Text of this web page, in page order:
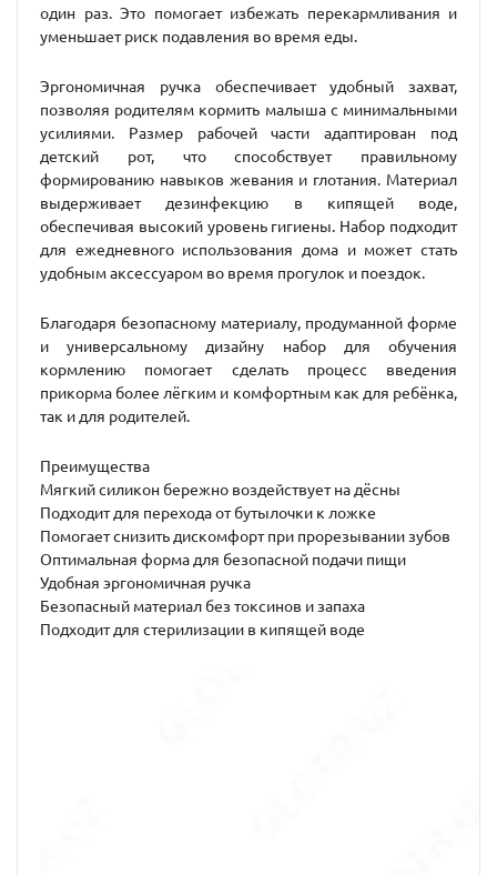
один раз. Это помогает избежать перекармливания и
уменьшает риск подавления во время еды.
Эргономичная ручка обеспечивает удобный захват,
позволяя родителям кормить малыша с минимальными
усилиями. Размер рабочей части адаптирован под
детский рот, что способствует правильному
формированию навыков жевания и глотания. Материал
выдерживает дезинфекцию в кипящей воде,
обеспечивая высокий уровень гигиены. Набор подходит
для ежедневного использования дома и может стать
удобным аксессуаром во время прогулок и поездок.
Благодаря безопасному материалу, продуманной форме
и универсальному дизайну набор для обучения
кормлению помогает сделать процесс введения
прикорма более лёгким и комфортным как для ребёнка,
так и для родителей.
Преимущества
Мягкий силикон бережно воздействует на дёсны
Подходит для перехода от бутылочки к ложке
Помогает снизить дискомфорт при прорезывании зубов
Оптимальная форма для безопасной подачи пищи
Удобная эргономичная ручка
Безопасный материал без токсинов и запаха
Подходит для стерилизации в кипящей воде